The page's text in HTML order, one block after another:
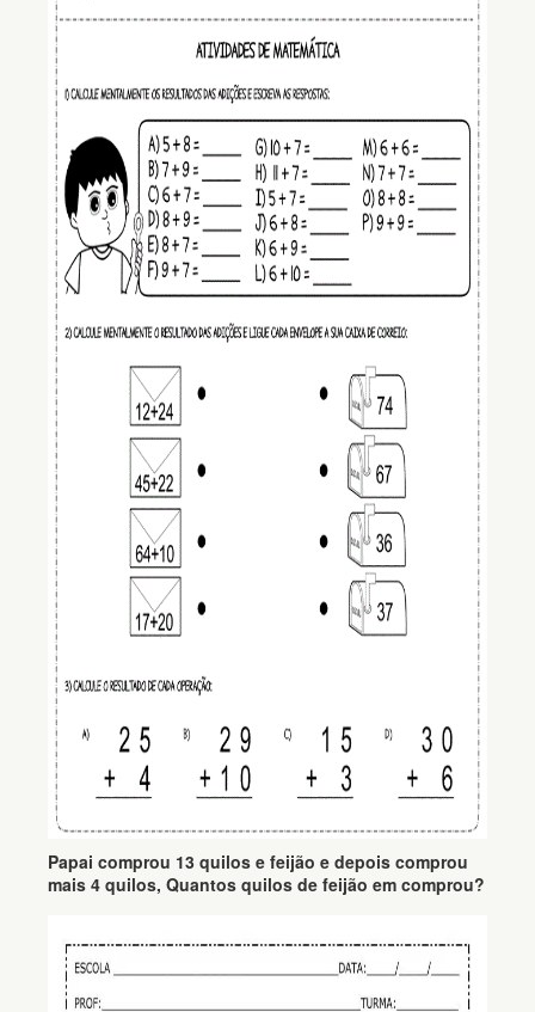
Papai comprou 13 quilos e feijão e depois comprou
mais 4 quilos, Quantos quilos de feijão em comprou?